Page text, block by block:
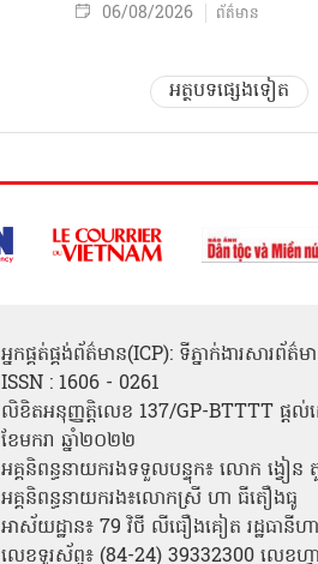
06/08/2026 ព័ត៌មាន
អត្ថបទផ្សេងទៀត
អ្នកផ្គត់ផ្គង់ព័ត៌មាន(ICP): ទីភ្នាក់ងារសារព័
ISSN : 1606 - 0261
លិខិតអនុញ្ញត្តិលេខ 137/GP-BTTTT ផ្ត
ខែមករា ឆ្នាំ២០២២
អគ្គនិពន្ធនាយករងទទួលបន្ទុក៖ លោក ង្វៀ
អគ្គនិពន្ធនាយករង៖លោកស្រី ហា ធីតឿងធូ
អាស័យដ្ឋាន៖ 79 វិថី លីធឿងគៀត រដ្ឋធា
លេខទូរស័ព្ទ៖ (84-24) 39332300 លេខហ្